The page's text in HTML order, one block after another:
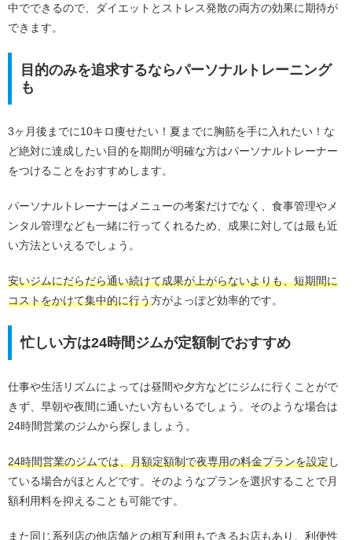
中でできるので、ダイエットとストレス発散の両方の効果に期待が
できます。
目的のみを追求するならパーソナルトレーニング
も
3ヶ月後までに10キロ痩せたい！夏までに胸筋を手に入れたい！な
ど絶対に達成したい目的を期間が明確な方はパーソナルトレーナー
をつけることをおすすめします。
パーソナルトレーナーはメニューの考案だけでなく、食事管理やメ
ンタル管理なども一緒に行ってくれるため、成果に対しては最も近
い方法といえるでしょう。
安いジムにだらだら通い続けて成果が上がらないよりも、短期間に
コストをかけて集中的に行う方がよっぽど効率的です。
忙しい方は24時間ジムが定額制でおすすめ
仕事や生活リズムによっては昼間や夕方などにジムに行くことがで
きず、早朝や夜間に通いたい方もいるでしょう。そのような場合は
24時間営業のジムから探しましょう。
24時間営業のジムでは、月額定額制で夜専用の料金プランを設定し
ている場合がほとんどです。そのようなプランを選択することで月
額利用料を抑えることも可能です。
また同じ系列店の他店舗との相互利用もできるお店もあり、利便性